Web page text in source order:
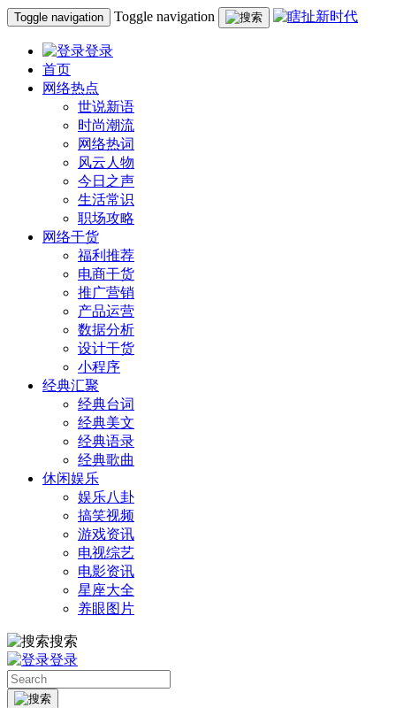
Toggle navigation Toggle navigation
登录
首页
网络热点
世说新语
时尚潮流
网络热词
风云人物
今日之声
生活常识
职场攻略
网络干货
福利推荐
电商干货
推广营销
产品运营
数据分析
设计干货
小程序
经典汇聚
经典台词
经典美文
经典语录
经典歌曲
休闲娱乐
娱乐八卦
搞笑视频
游戏资讯
电视综艺
电影资讯
星座大全
养眼图片
搜索
登录